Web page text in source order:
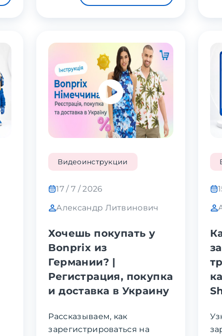
Видеоинструкции
17 / 7 / 2026
Александр Литвинович
Хочешь покупать у
Bonprix из
Германии? |
Регистрация, покупка
и доставка в Украину
Рассказываем, как
зарегистрироваться на